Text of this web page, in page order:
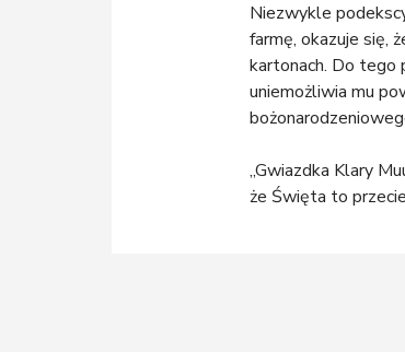
Niezwykle
farmę, okazuje się,
kartonach. Do tego
uniemożliwia mu
„Gwiazdka Klary
że Święta to